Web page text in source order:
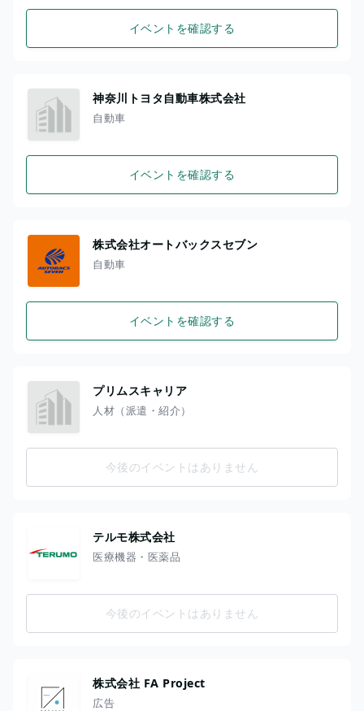
イベントを確認する
神奈川トヨタ自動車株式会社
自動車
イベントを確認する
株式会社オートバックスセブン
自動車
イベントを確認する
プリムスキャリア
人材（派遣・紹介）
今後のイベントはありません
テルモ株式会社
医療機器・医薬品
今後のイベントはありません
株式会社 FA Project
広告